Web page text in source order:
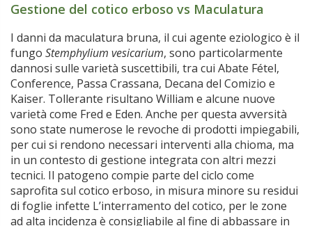
Gestione del cotico erboso vs Maculatura
I danni da maculatura bruna, il cui agente eziologico è il
fungo Stemphylium vesicarium, sono particolarmente
dannosi sulle varietà suscettibili, tra cui Abate Fétel,
Conference, Passa Crassana, Decana del Comizio e
Kaiser. Tollerante risultano William e alcune nuove
varietà come Fred e Eden. Anche per questa avversità
sono state numerose le revoche di prodotti impiegabili,
per cui si rendono necessari interventi alla chioma, ma
in un contesto di gestione integrata con altri mezzi
tecnici. Il patogeno compie parte del ciclo come
saprofita sul cotico erboso, in misura minore su residui
di foglie infette L’interramento del cotico, per le zone
ad alta incidenza è consigliabile al fine di abbassare in